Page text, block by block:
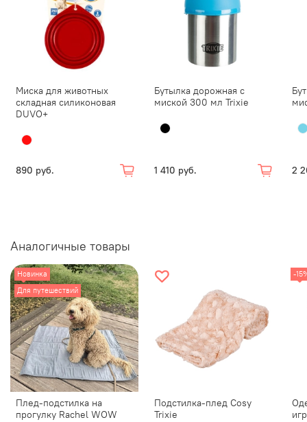
Миска для животных
складная силиконовая
DUVO+
890 руб.
Бутылка дорожная с
миской 300 мл Trixie
1 410 руб. 2
Аналогичные товары
Новинка
Для путешествий
Плед-подстилка на
прогулку Rachel WOW
Подстилка-плед Cosy
Trixie
-